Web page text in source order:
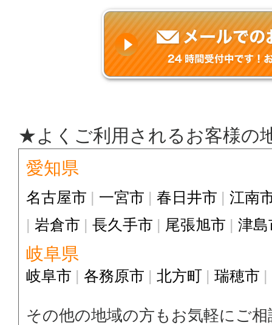
★よくご利用されるお客様の
愛知県
名古屋市 一宮市 春日井市
江南
岩倉市
長久手市 尾張旭市 津島
岐阜県
岐阜市 各務原市 北方町 瑞穂市
その他の地域の方もお気軽にご